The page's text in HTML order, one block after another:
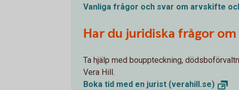
Vanliga frågor och svar om arvskifte
Har du juridiska frågor
Ta hjälp med bouppteckning,
Vera Hill.
Boka tid med en jurist (verahill.se)